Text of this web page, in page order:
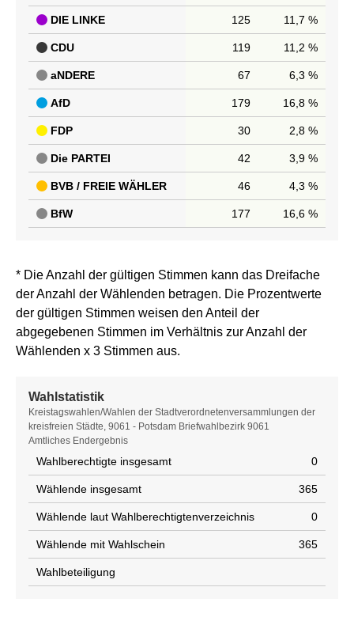
DIE LINKE 125 11,7 %
CDU 119 11,2 %
aNDERE 67 6,3 %
AfD 179 16,8 %
FDP 30 2,8 %
Die PARTEI 42 3,9 %
BVB / FREIE WÄHLER 46 4,3 %
BfW 177 16,6 %
* Die Anzahl der gültigen Stimmen kann das Dreifache
der Anzahl der Wählenden betragen. Die Prozentwerte
der gültigen Stimmen weisen den Anteil der
abgegebenen Stimmen im Verhältnis zur Anzahl der
Wählenden x 3 Stimmen aus.
Wahlstatistik
Wahlstatistik
Kreistagswahlen/Wahlen der Stadtverordnetenversammlungen der
kreisfreien Städte, 9061 - Potsdam Briefwahlbezirk 9061
Amtliches Endergebnis
Wahlberechtigte insgesamt 0
Wählende insgesamt 365
Wählende laut Wahlberechtigtenverzeichnis 0
Wählende mit Wahlschein 365
Wahlbeteiligung